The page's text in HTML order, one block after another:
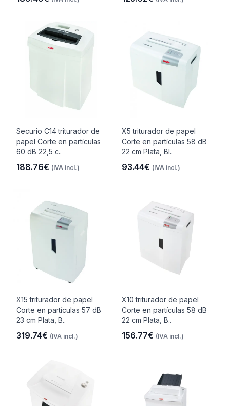
Securio C14 triturador de
papel Corte en partículas
60 dB 22,5 c..
188.76€ (IVA incl.)
X5 triturador de papel
Corte en partículas 58 dB
22 cm Plata, Bl..
93.44€ (IVA incl.)
X15 triturador de papel
Corte en partículas 57 dB
23 cm Plata, B..
319.74€ (IVA incl.)
X10 triturador de papel
Corte en partículas 58 dB
22 cm Plata, B..
156.77€ (IVA incl.)